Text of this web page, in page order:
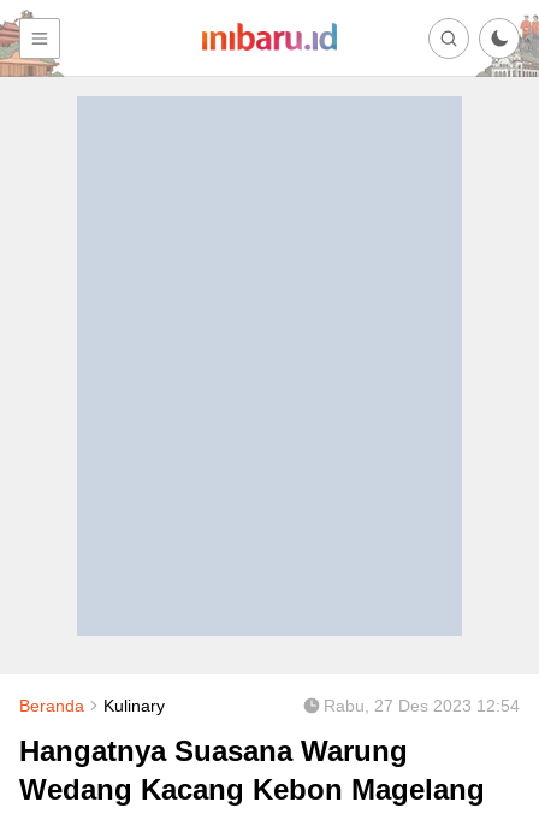
Beranda Kulinary Rabu, 27 Des 2023 12:54
Hangatnya Suasana Warung
Wedang Kacang Kebon Magelang